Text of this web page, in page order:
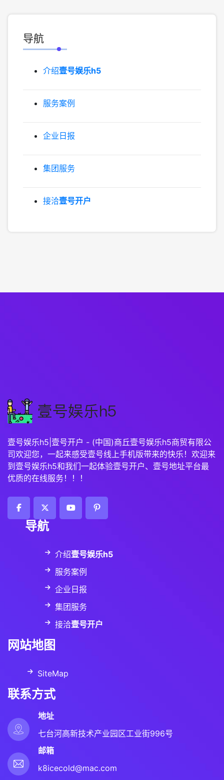
导航
介绍壹号娱乐h5
服务案例
企业日报
集团服务
接洽壹号开户
壹号娱乐h5|壹号开户 - (中国)商丘壹号娱乐h5商贸有限公
司欢迎您，一起来感受壹号线上手机版带来的快乐！欢迎来
到壹号娱乐h5和我们一起体验壹号开户、壹号地址平台最
优质的在线服务！！！
导航
介绍壹号娱乐h5
服务案例
企业日报
集团服务
接洽壹号开户
网站地图
SiteMap
联系方式
地址
七台河高新技术产业园区工业街996号
邮箱
k8icecold@mac.com